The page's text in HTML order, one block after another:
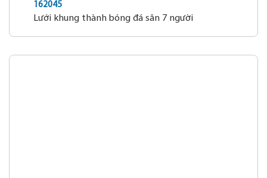
162045
Lưới khung thành bóng đá sân 7 người